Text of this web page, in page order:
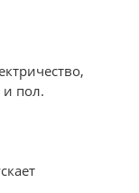
пол.